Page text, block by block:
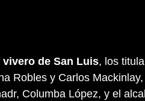
vivero de San Luis, los
Robles y Carlos
Columba López, y el